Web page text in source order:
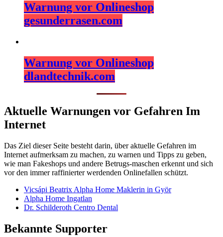
Warnung vor Onlineshop
gesunderrasen.com
Warnung vor Onlineshop
dlandtechnik.com
Aktuelle Warnungen vor Gefahren Im
Internet
Das Ziel dieser Seite besteht darin, über aktuelle Gefahren im
Internet aufmerksam zu machen, zu warnen und Tipps zu geben,
wie man Fakeshops und andere Betrugs-maschen erkennt und sich
vor den immer raffinierter werdenden Onlinefallen schützt.
Vicsápi Beatrix Alpha Home Maklerin in Györ
Alpha Home Ingatlan
Dr. Schilderoth Centro Dental
Bekannte Supporter